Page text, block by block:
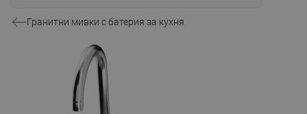
Гранитни мивки с батерия за кухня